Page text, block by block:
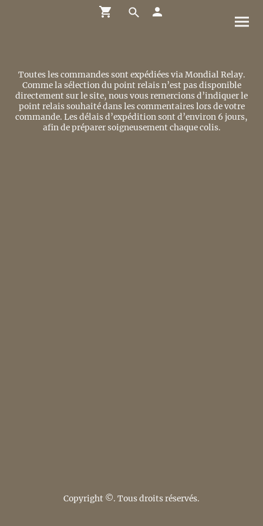
Toutes les commandes sont expédiées via Mondial Relay.
Comme la sélection du point relais n’est pas disponible
directement sur le site, nous vous remercions d’indiquer le
point relais souhaité dans les commentaires lors de votre
commande. Les délais d’expédition sont d’environ 6 jours,
afin de préparer soigneusement chaque colis.
Copyright ©. Tous droits réservés.